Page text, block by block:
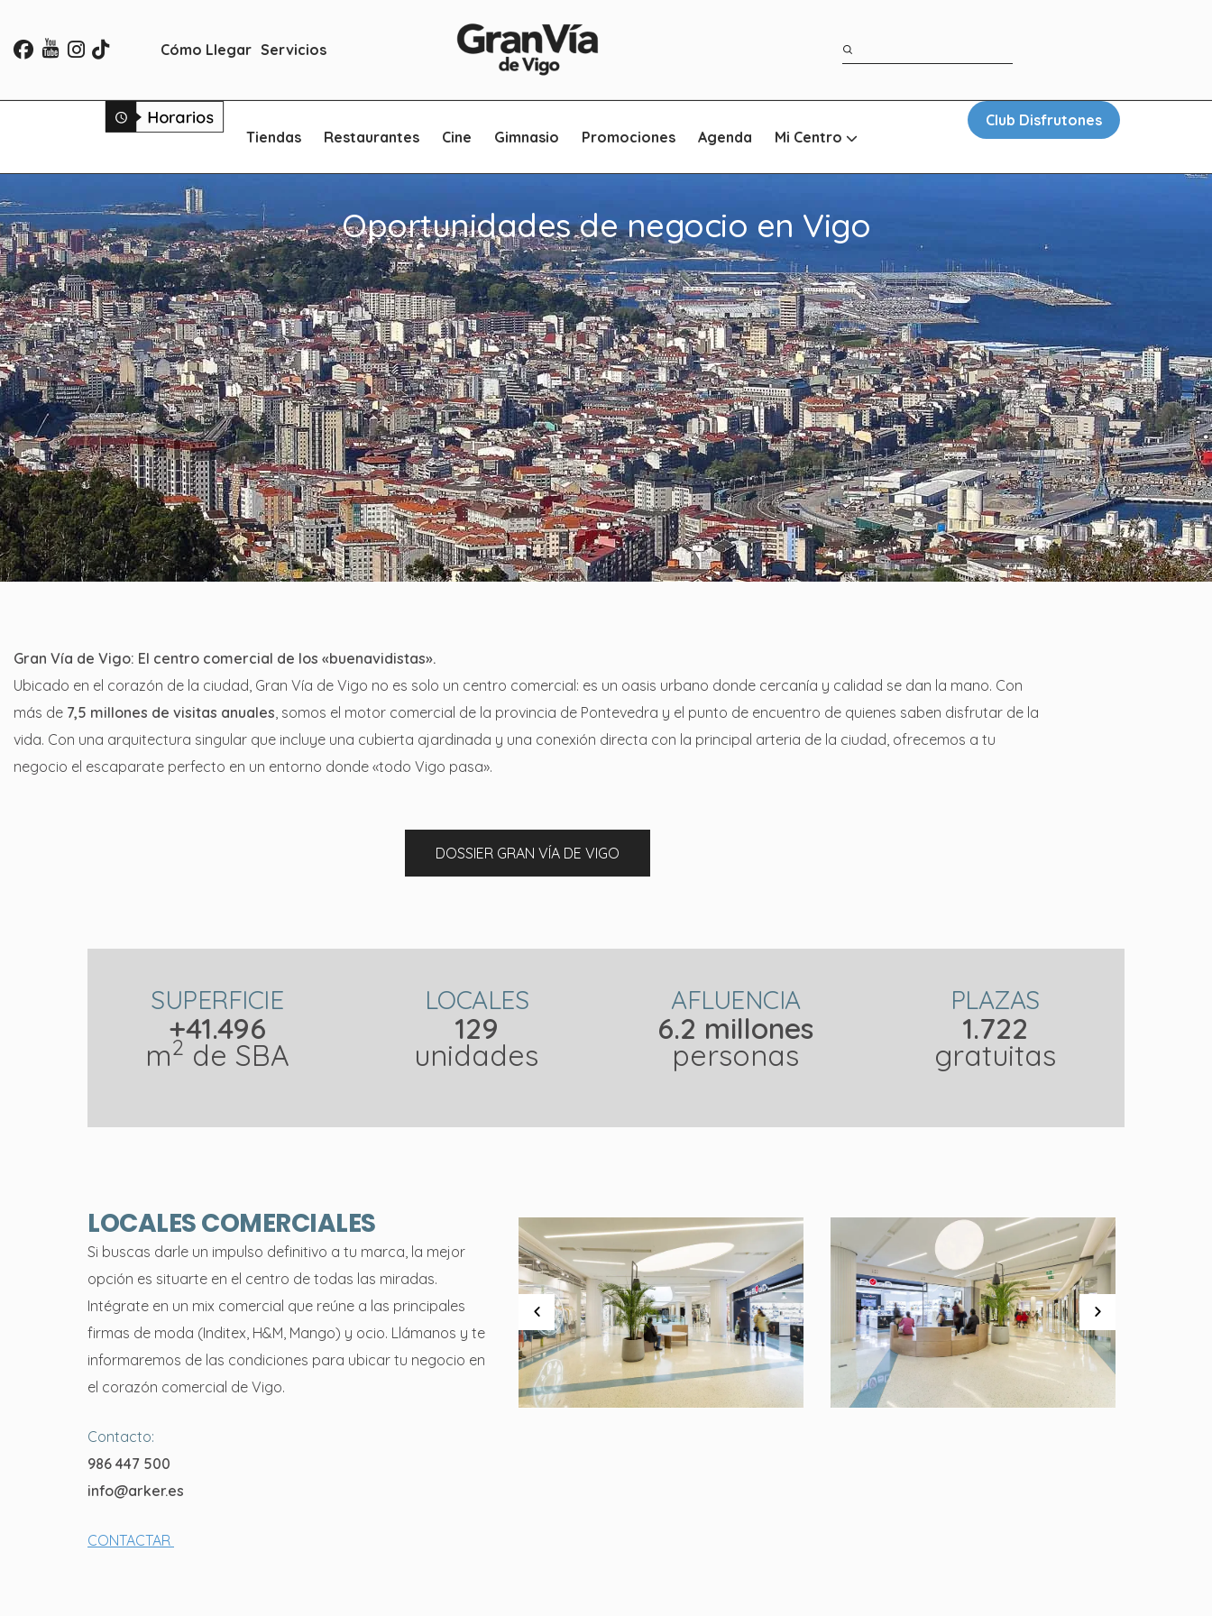
Cómo Llegar Servicios
Tiendas Restaurantes Cine Gimnasio Promociones Agenda Mi Centro
Club Disfrutones
Oportunidades de negocio en Vigo
Gran Vía de Vigo: El centro comercial de los «buenavidistas».
Ubicado en el corazón de la ciudad, Gran Vía de Vigo no es solo un centro comercial: es un oasis urbano donde cercanía y calidad se dan la mano. Con
más de 7,5 millones de visitas anuales, somos el motor comercial de la provincia de Pontevedra y el punto de encuentro de quienes saben disfrutar de la
vida. Con una arquitectura singular que incluye una cubierta ajardinada y una conexión directa con la principal arteria de la ciudad, ofrecemos a tu
negocio el escaparate perfecto en un entorno donde «todo Vigo pasa».
DOSSIER GRAN VÍA DE VIGO
SUPERFICIE
+41.496
m2 de SBA
LOCALES
129
unidades
AFLUENCIA
6.2 millones
personas
PLAZAS
1.722
gratuitas
LOCALES COMERCIALES
Si buscas darle un impulso definitivo a tu marca, la mejor
opción es situarte en el centro de todas las miradas.
Intégrate en un mix comercial que reúne a las principales
firmas de moda (Inditex, H&M, Mango) y ocio. Llámanos y te
informaremos de las condiciones para ubicar tu negocio en
el corazón comercial de Vigo.
Contacto:
986 447 500
info@arker.es
CONTACTAR